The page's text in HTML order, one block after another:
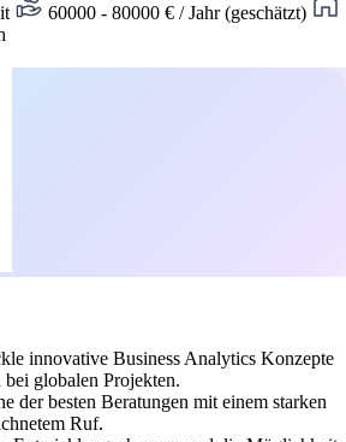
60000 - 80000 € / Jahr (geschätzt)
innovative Business Analytics Konzepte
globalen Projekten.
der besten Beratungen mit einem starken
Ruf.